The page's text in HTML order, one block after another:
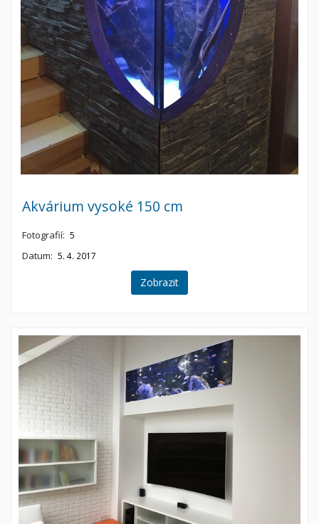
Akvárium vysoké 150 cm
Fotografií: 5
Datum: 5. 4. 2017
Zobrazit